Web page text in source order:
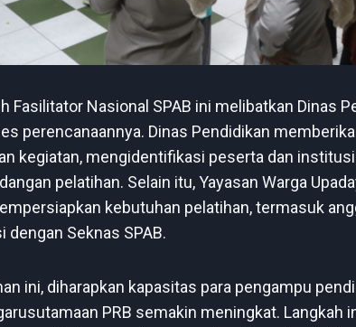
Fasilitator Nasional SPAB ini melibatkan Dinas
perencanaannya. Dinas Pendidikan
kegiatan, mengidentifikasi peserta dan
pelatihan. Selain itu, Yayasan Warga
kebutuhan pelatihan, termasuk
Seknas SPAB.
ini, diharapkan kapasitas para pengampu
PRB semakin meningkat. Langkah